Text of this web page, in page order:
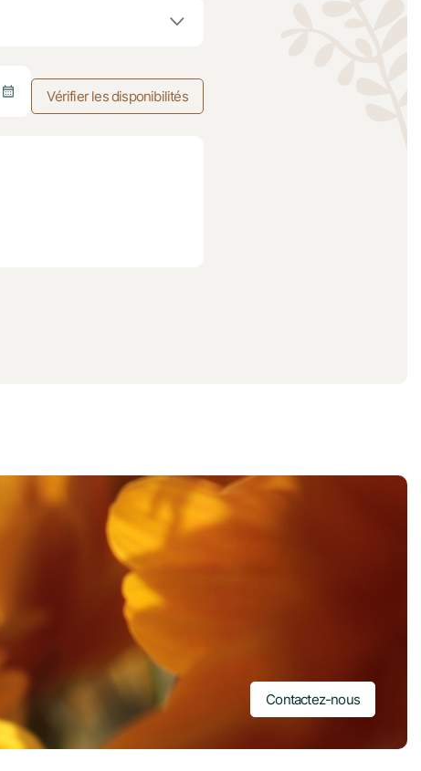
Vérifier les disponibilités
Contactez-nous